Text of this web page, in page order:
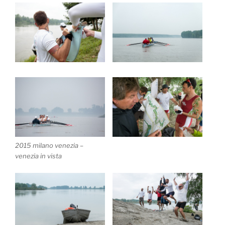
2015 milano venezia –
venezia in vista